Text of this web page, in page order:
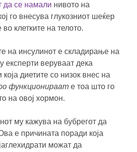
да се намали нивото на
го внесува глукозниот шеќер
во клетките на телото.
на инсулинот е складирање на
експерти веруваат дека
диетите со низок внес на
функционираат е тоа што го
на овој хормон.
му кажува на бубрегот да
е причината поради која
можат да